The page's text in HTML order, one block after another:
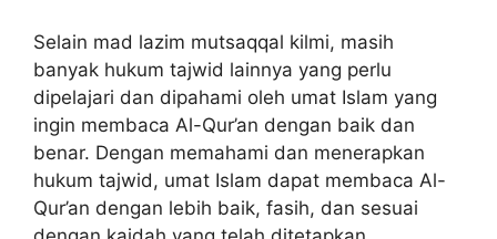
Selain mad lazim mutsaqqal kilmi, masih
banyak hukum tajwid lainnya yang perlu
dipelajari dan dipahami oleh umat Islam yang
ingin membaca Al-Qur’an dengan baik dan
benar. Dengan memahami dan menerapkan
hukum tajwid, umat Islam dapat membaca Al-
Qur’an dengan lebih baik, fasih, dan sesuai